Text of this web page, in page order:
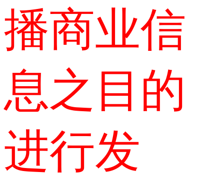
播商业信
息之目的
进行发